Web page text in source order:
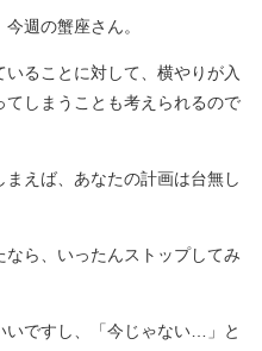
週の蟹座さん。
ることに対して、横やりが入
しまうことも考えられるので
えば、あなたの計画は台無し
ら、いったんストップしてみ
いですし、「今じゃない…」と